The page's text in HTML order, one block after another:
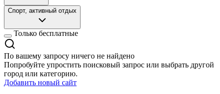
Спорт, активный отдых
Только бесплатные
По вашему запросу ничего не найдено
Попробуйте упростить поисковый запрос или выбрать другой
город или категорию.
Добавить новый сайт